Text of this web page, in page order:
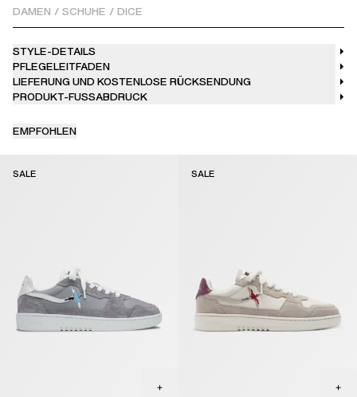
Gold-Logo.
DAMEN / SCHUHE / DICE
STYLE-DETAILS
PFLEGELEITFADEN
LIEFERUNG UND KOSTENLOSE RÜCKSENDUNG
PRODUKT-FUSSABDRUCK
EMPFOHLEN
SALE SALE